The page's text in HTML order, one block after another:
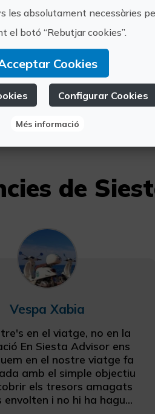
639
de
Vespa Xabia
en el viatge, no en la
En Siesta Advisor ens
en el nostre viatge fa
amb el simple objectiu
els tresors amagats
envolten i no hi ha hagu...
les absolutament necessàries
el botó “Rebutjar cookies”.
Cookies
Configurar Cookies
Més informació